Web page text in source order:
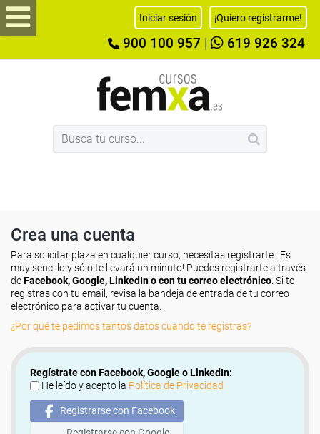
Iniciar sesión ¡Quiero registrarme!
900 100 957 619 926 324
Crea una cuenta
Para solicitar plaza en cualquier curso, necesitas registrarte. ¡Es
muy sencillo y sólo te llevará un minuto! Puedes registrarte a través
deFacebook, Google, LinkedIn o con tu correo electrónico . Si te
registras con tu email, revisa la bandeja de entrada de tu correo
electrónico para activar tu cuenta.
¿Por qué te pedimos tantos datos cuando te registras?
Regístrate con Facebook, Google o LinkedIn:
He leído y acepto la Política de Privacidad
Registrarse con Facebook